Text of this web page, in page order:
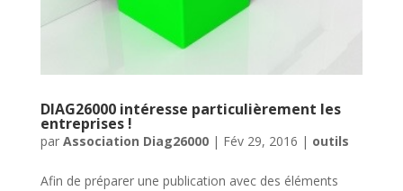
DIAG26000 intéresse particulièrement les
entreprises !
par Association Diag26000| Fév 29, 2016 | outils
Afin de préparer une publication avec des éléments